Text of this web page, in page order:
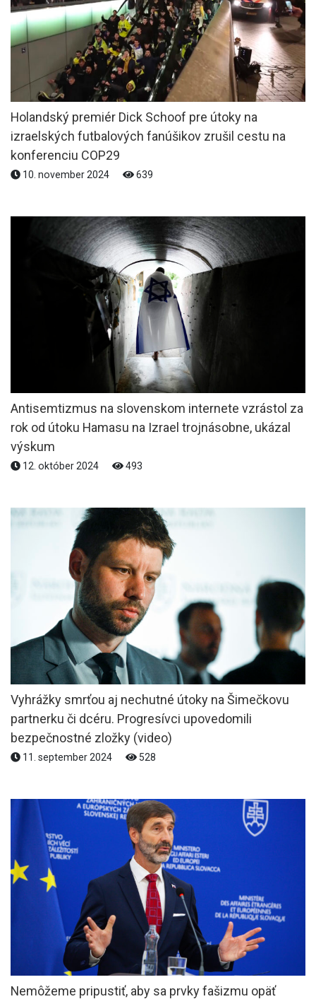
Holandský premiér Dick Schoof pre útoky na
izraelských futbalových fanúšikov zrušil cestu na
konferenciu COP29
10. november 2024 639
Antisemtizmus na slovenskom internete vzrástol za
rok od útoku Hamasu na Izrael trojnásobne, ukázal
výskum
12. október 2024 493
Vyhrážky smrťou aj nechutné útoky na Šimečkovu
partnerku či dcéru. Progresívci upovedomili
bezpečnostné zložky (video)
11. september 2024 528
Nemôžeme pripustiť, aby sa prvky fašizmu opäť